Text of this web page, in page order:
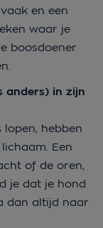
en een
waar je
boosdoener
anders) in zijn
lopen, hebben
Een
of de oren,
je dat je hond
dan altijd naar